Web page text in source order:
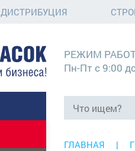
ДИСТРИБУЦИЯ
РЕЖИМ
Пн-Пт с 9:00
ГЛАВНАЯ